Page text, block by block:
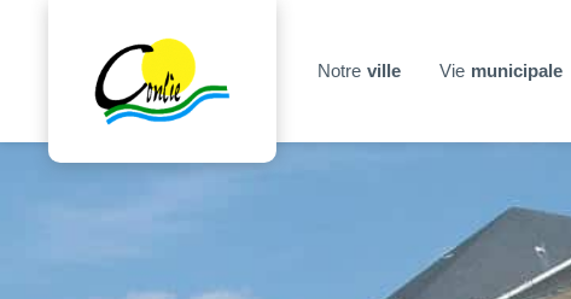
Notre ville Vie municipale